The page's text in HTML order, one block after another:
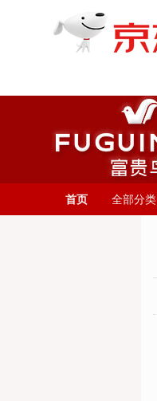
首页 全部分类